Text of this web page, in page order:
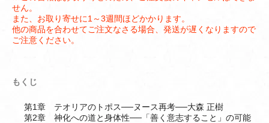
せん。
また、お取り寄せに1～3週間ほどかかります。
他の商品を合わせてご注文なさる場合、発送が遅くなりますので
ご注意ください。
もくじ
第1章 テオリアのトポス──ヌース再考──大森 正樹
第2章 神化への道と身体性──「善く意志すること」の可能